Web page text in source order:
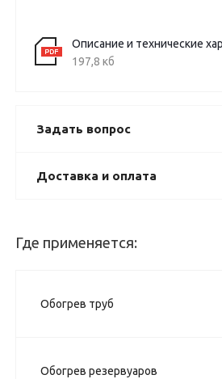
Описание и технические
197,8 кб
Задать вопрос
Доставка и оплата
Где применяется:
Обогрев труб
Обогрев резервуаров